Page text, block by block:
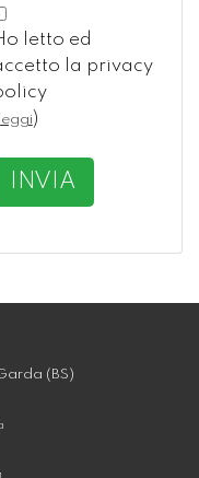
letto ed
la privacy
leggi)
INVIA
(BS)